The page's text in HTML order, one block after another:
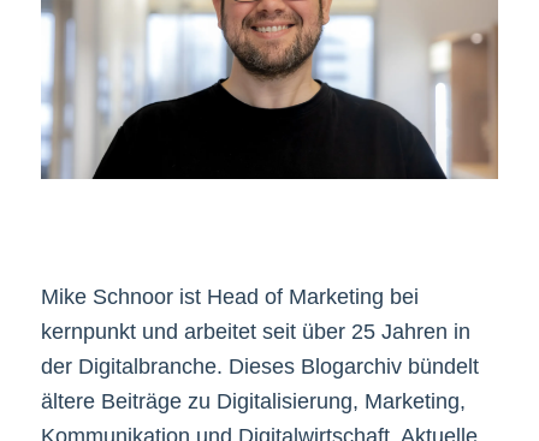
Mike Schnoor ist Head of Marketing bei
kernpunkt und arbeitet seit über 25 Jahren in
der Digitalbranche. Dieses Blogarchiv bündelt
ältere Beiträge zu Digitalisierung, Marketing,